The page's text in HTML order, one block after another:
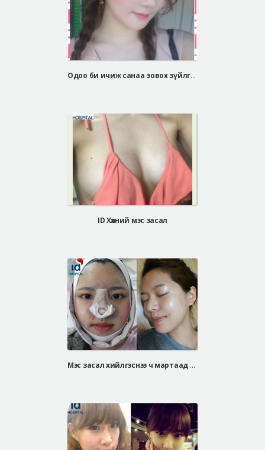
Одоо би ичиж санаа зовох зүйлгүй өөртөө итгэлтэй амьдарч байгаа
ID Хөхний мэс засал
Мэс засал хийлгэснээ ч мартаад нэмээд нүдний булчин чангалах мэс засал хийлгэх гэж байгаа шүү хэхэ Хүний шунал аа гэж